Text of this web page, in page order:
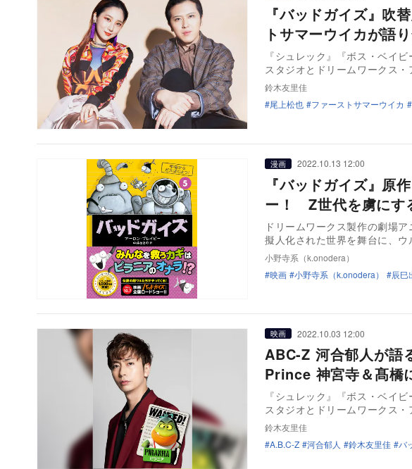
『バッドガイズ』
トサマーウイカが語
『シュレック』『ボス・ベイ
スタジオとドリームワークス
鈴木友里佳
尾上松也
ファーストサマーウイカ
漫画 2022.10.13 12:00
『バッドガイズ』原
ー！ Z世代を虜にす
ドリームワークス製作の劇場
擬人化された世界を舞台に、
小野寺系（k.onodera）
映画
小野寺系（k.onodera） 辰巳
映画 2022.10.03 12:00
ABC-Z 河合郁人が
Prince 神宮寺＆髙橋
『シュレック』『ボス・ベイ
スタジオとドリームワークス
鈴木友里佳
A.B.C-Z
河合郁人 鈴木友里佳 バ